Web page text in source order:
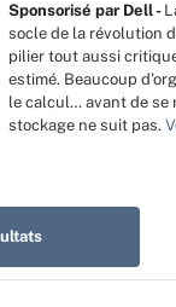
Sponsorisé par Dell -
socle de la révolution
pilier tout aussi
estimé. Beaucoup
le calcul… avant de se
stockage ne suit pas.